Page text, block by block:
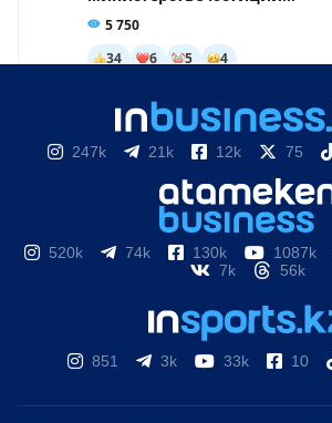
247k 21k 12k 75
520k 74k 130k 1087k
7k
56k
851 3k 33k 10